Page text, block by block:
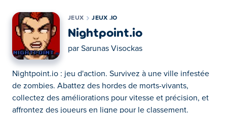
JEUX JEUX .IO
Nightpoint.io
par Sarunas Visockas
Nightpoint.io : jeu d'action. Survivez à une ville infestée
de zombies. Abattez des hordes de morts-vivants,
collectez des améliorations pour vitesse et précision, et
affrontez des joueurs en ligne pour le classement.